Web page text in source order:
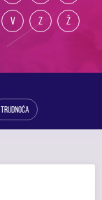
V Z Ž
TRUDNOĆA